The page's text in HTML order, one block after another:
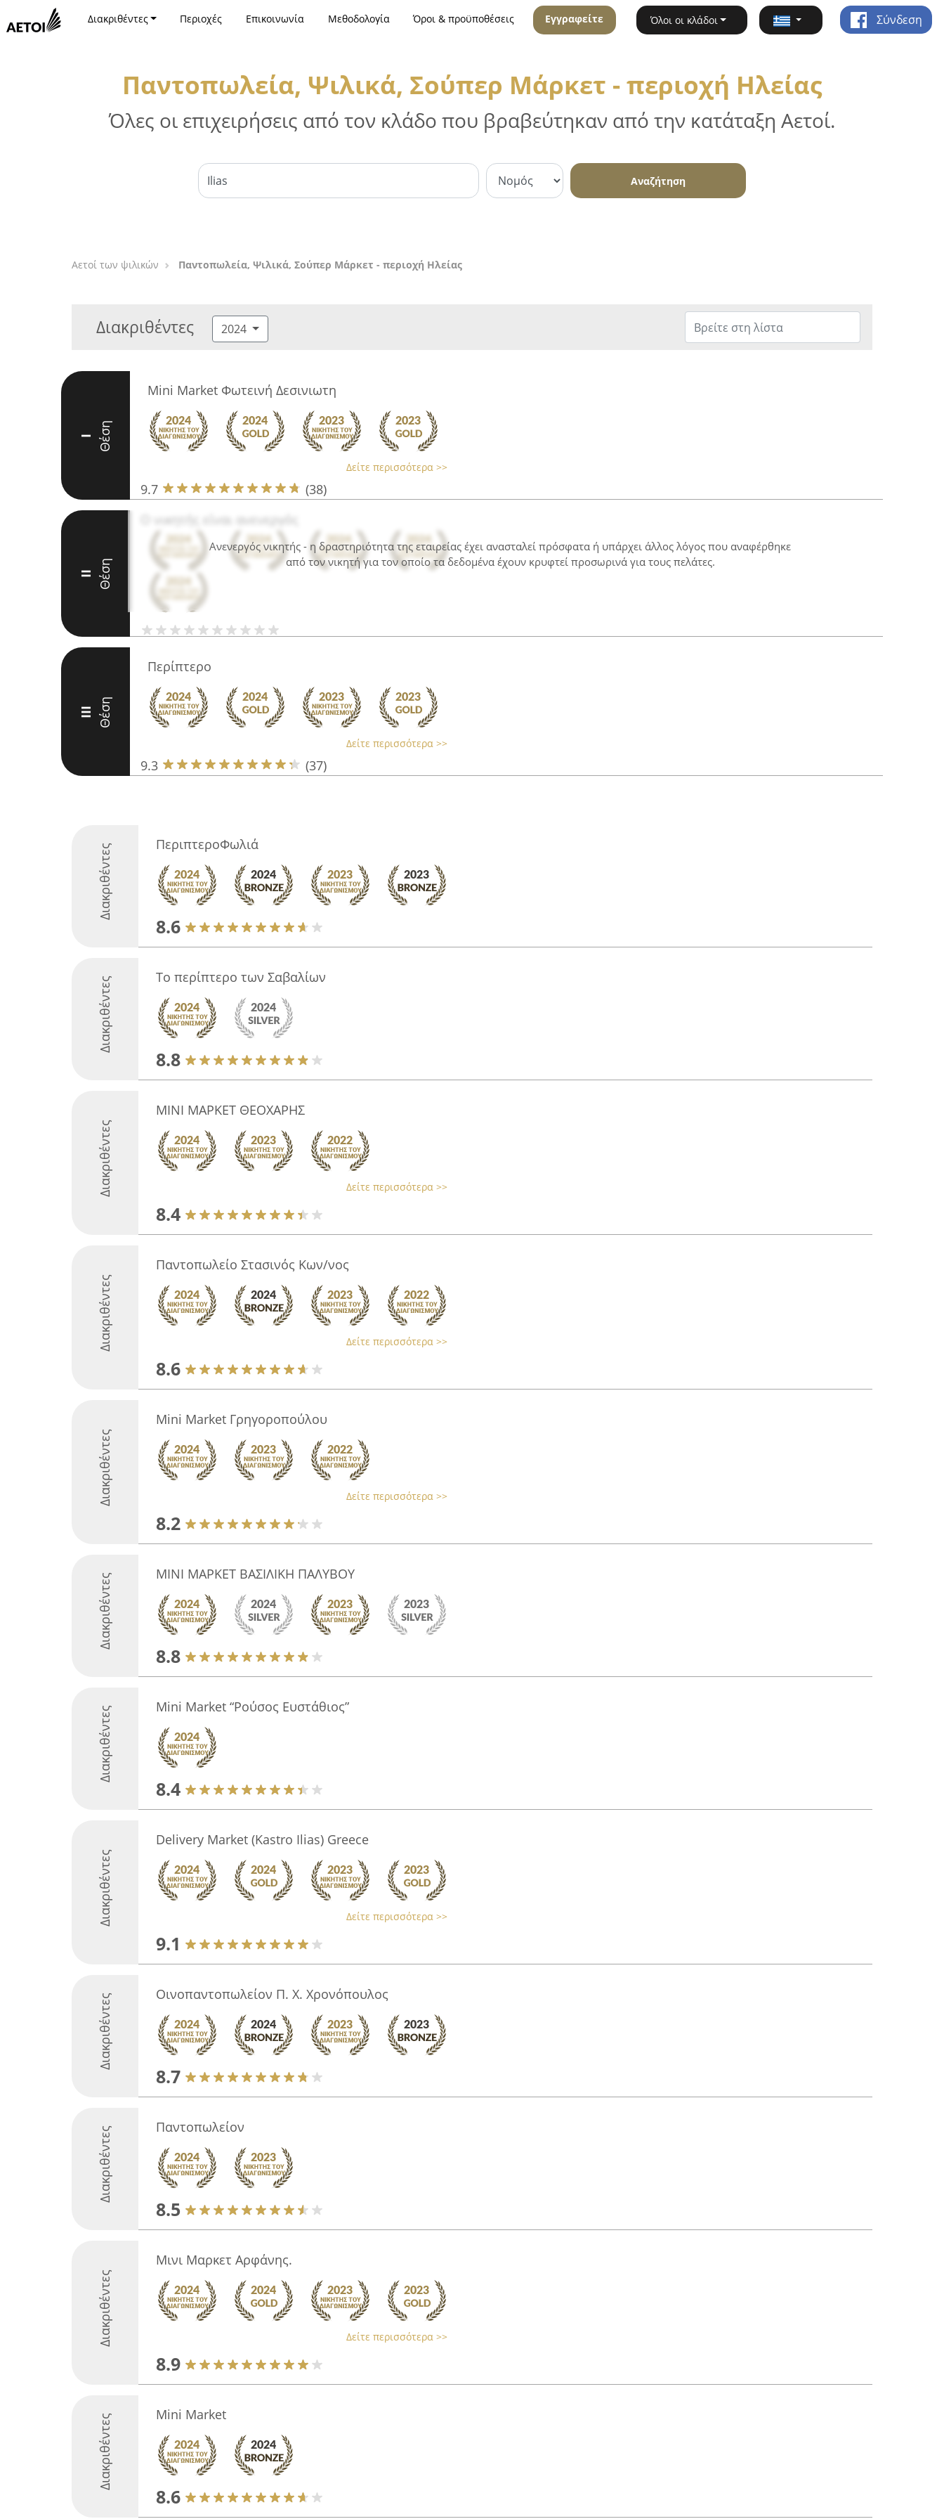
Διακριθέντες Περιοχές Επικοινωνία Μεθοδολογία Όροι & προϋποθέσεις Εγγραφείτε Όλοι οι κλάδοι Σύνδεση
Παντοπωλεία, Ψιλικά, Σούπερ Μάρκετ - περιοχή Ηλείας
Όλες οι επιχειρήσεις από τον κλάδο που βραβεύτηκαν από την κατάταξη Αετοί.
Αναζήτηση
Αετοί των ψιλικών Παντοπωλεία, Ψιλικά, Σούπερ Μάρκετ - περιοχή Ηλείας
Διακριθέντες 2024
I Θέση
Mini Market Φωτεινή Δεσινιωτη
Δείτε περισσότερα >>
9.7 (38)
Ανενεργός νικητής - η δραστηριότητα της εταιρείας έχει ανασταλεί πρόσφατα ή υπάρχει άλλος λόγος που αναφέρθηκε
από τον νικητή για τον οποίο τα δεδομένα έχουν κρυφτεί προσωρινά για τους πελάτες.
II Θέση
Ο νικητής είναι ανενεργός
III Θέση
Περίπτερο
Δείτε περισσότερα >>
9.3 (37)
Διακριθέντες ΠεριπτεροΦωλιά
8.6
Διακριθέντες Το περίπτερο των Σαβαλίων
8.8
Διακριθέντες
ΜΙΝΙ ΜΑΡΚΕΤ ΘΕΟΧΑΡΗΣ
Δείτε περισσότερα >>
8.4
Διακριθέντες
Παντοπωλείο Στασινός Κων/νος
Δείτε περισσότερα >>
8.6
Διακριθέντες
Mini Market Γρηγοροπούλου
Δείτε περισσότερα >>
8.2
Διακριθέντες ΜΙΝΙ ΜΑΡΚΕΤ ΒΑΣΙΛΙΚΗ ΠΑΛΥΒΟΥ
8.8
Διακριθέντες Mini Market “Ρούσος Ευστάθιος”
8.4
Διακριθέντες
Delivery Market (Kastro Ilias) Greece
Δείτε περισσότερα >>
9.1
Διακριθέντες Οινοπαντοπωλείον Π. Χ. Χρονόπουλος
8.7
Διακριθέντες Παντοπωλείον
8.5
Διακριθέντες
Μινι Μαρκετ Αρφάνης.
Δείτε περισσότερα >>
8.9
Διακριθέντες Mini Market
8.6